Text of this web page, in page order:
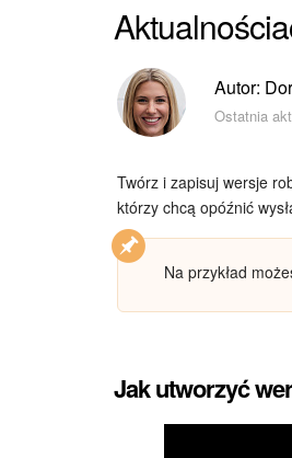
Autor:
Ostatnia
Twórz i zapisuj wersje
którzy chcą opóźnić
Na przykład
Jak utworzyć